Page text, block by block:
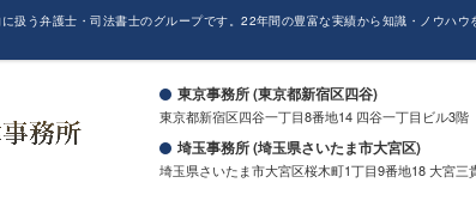
扱う弁護士・司法書士のグループです。22年間の豊富な実績から知識・ノウハ
東京事務所 (東京都新宿区四谷)
東京都新宿区四谷一丁目8番地14 四谷一丁目ビル3階
埼玉事務所 (埼玉県さいたま市大宮区)
埼玉県さいたま市大宮区桜木町1丁目9番地18 大宮三